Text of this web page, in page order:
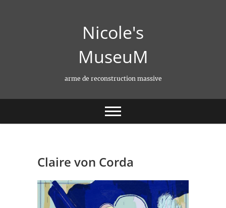
Nicole's
MuseuM
arme de reconstruction massive
Claire von Corda